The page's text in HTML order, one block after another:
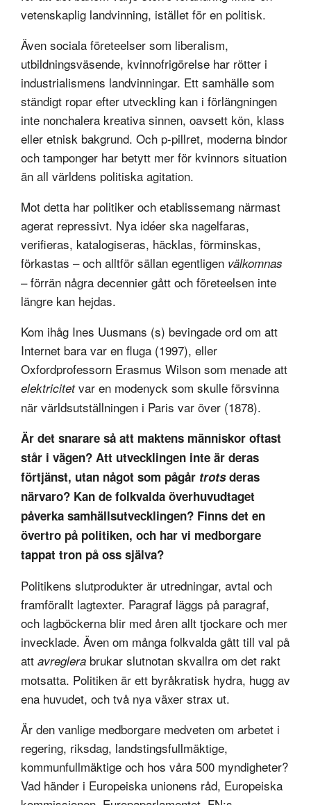
vetenskaplig landvinning, istället för en politisk.
Även sociala företeelser som liberalism,
utbildningsväsende, kvinnofrigörelse har rötter i
industrialismens landvinningar. Ett samhälle som
ständigt ropar efter utveckling kan i förlängningen
inte nonchalera kreativa sinnen, oavsett kön, klass
eller etnisk bakgrund. Och p-pillret, moderna bindor
och tamponger har betytt mer för kvinnors situation
än all världens politiska agitation.
Mot detta har politiker och etablissemang närmast
agerat repressivt. Nya idéer ska nagelfaras,
verifieras, katalogiseras, häcklas, förminskas,
förkastas – och alltför sällan egentligen välkomnas
– förrän några decennier gått och företeelsen inte
längre kan hejdas.
Kom ihåg Ines Uusmans (s) bevingade ord om att
Internet bara var en fluga (1997), eller
Oxfordprofessorn Erasmus Wilson som menade att
elektricitetvar en modenyck som skulle försvinna
när världsutställningen i Paris var över (1878).
Är det snarare så att maktens människor oftast
står i vägen? Att utvecklingen inte är deras
förtjänst, utan något som pågår trotsderas
närvaro? Kan de folkvalda överhuvudtaget
påverka samhällsutvecklingen? Finns det en
övertro på politiken, och har vi medborgare
tappat tron på oss själva?
Politikens slutprodukter är utredningar, avtal och
framförallt lagtexter. Paragraf läggs på paragraf,
och lagböckerna blir med åren allt tjockare och mer
invecklade. Även om många folkvalda gått till val på
att avreglera brukar slutnotan skvallra om det rakt
motsatta. Politiken är ett byråkratisk hydra, hugg av
ena huvudet, och två nya växer strax ut.
Är den vanlige medborgare medveten om arbetet i
regering, riksdag, landstingsfullmäktige,
kommunfullmäktige och hos våra 500 myndigheter?
Vad händer i Europeiska unionens råd, Europeiska